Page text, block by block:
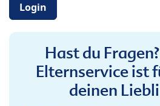
Login
Hast du
Elternservice ist
deinen